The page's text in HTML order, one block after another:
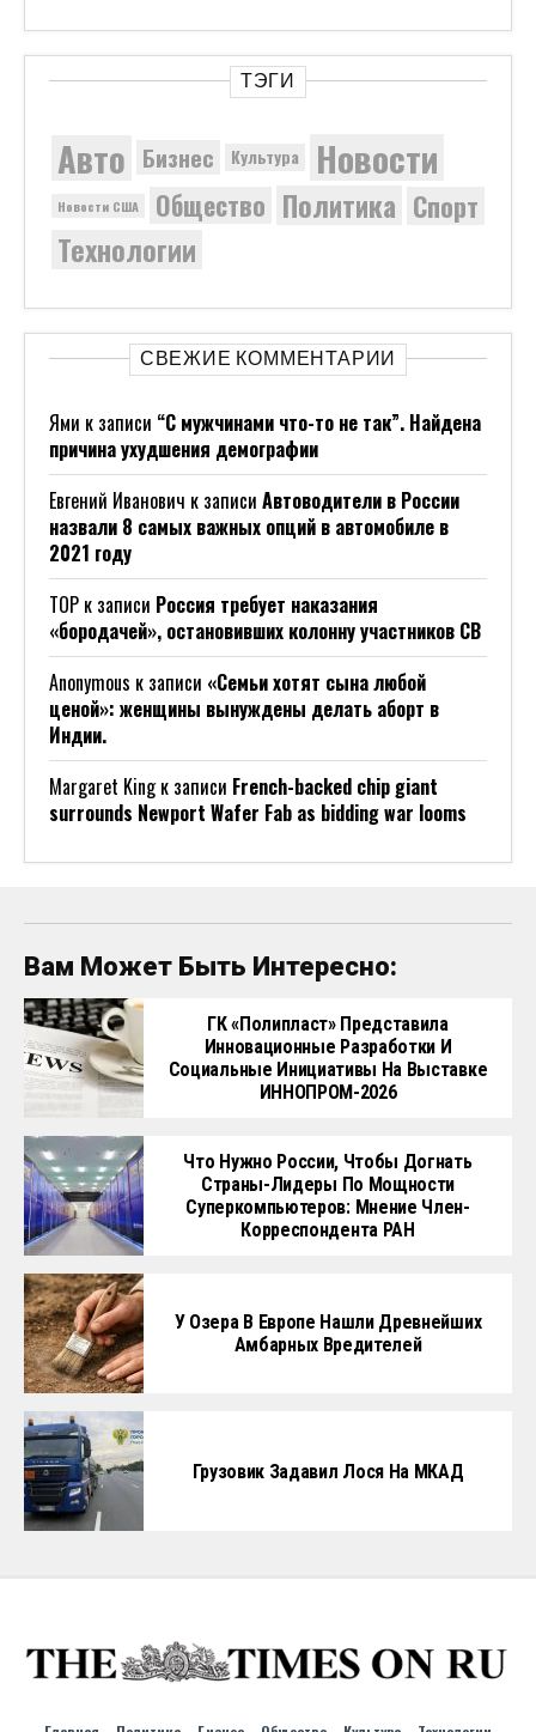
ТЭГИ
Авто Бизнес Культура Новости
Новости США Общество Политика Спорт
Технологии
СВЕЖИЕ КОММЕНТАРИИ
Ями к записи “С мужчинами что-то не так”. Найдена
причина ухудшения демографии
Евгений Иванович к записи Автоводители в России
назвали 8 самых важных опций в автомобиле в
2021 году
ТОР к записи Россия требует наказания
«бородачей», остановивших колонну участников СВ
Anonymous к записи «Семьи хотят сына любой
ценой»: женщины вынуждены делать аборт в
Индии.
Margaret Kingк записи French-backed chip giant
surrounds Newport Wafer Fab as bidding war looms
Вам Может Быть Интересно:
ГК «Полипласт» Представила
Инновационные Разработки И
Социальные Инициативы На Выставке
ИННОПРОМ-2026
Что Нужно России, Чтобы Догнать
Страны-Лидеры По Мощности
Суперкомпьютеров: Мнение Член-
Корреспондента РАН
У Озера В Европе Нашли Древнейших
Амбарных Вредителей
Грузовик Задавил Лося На МКАД